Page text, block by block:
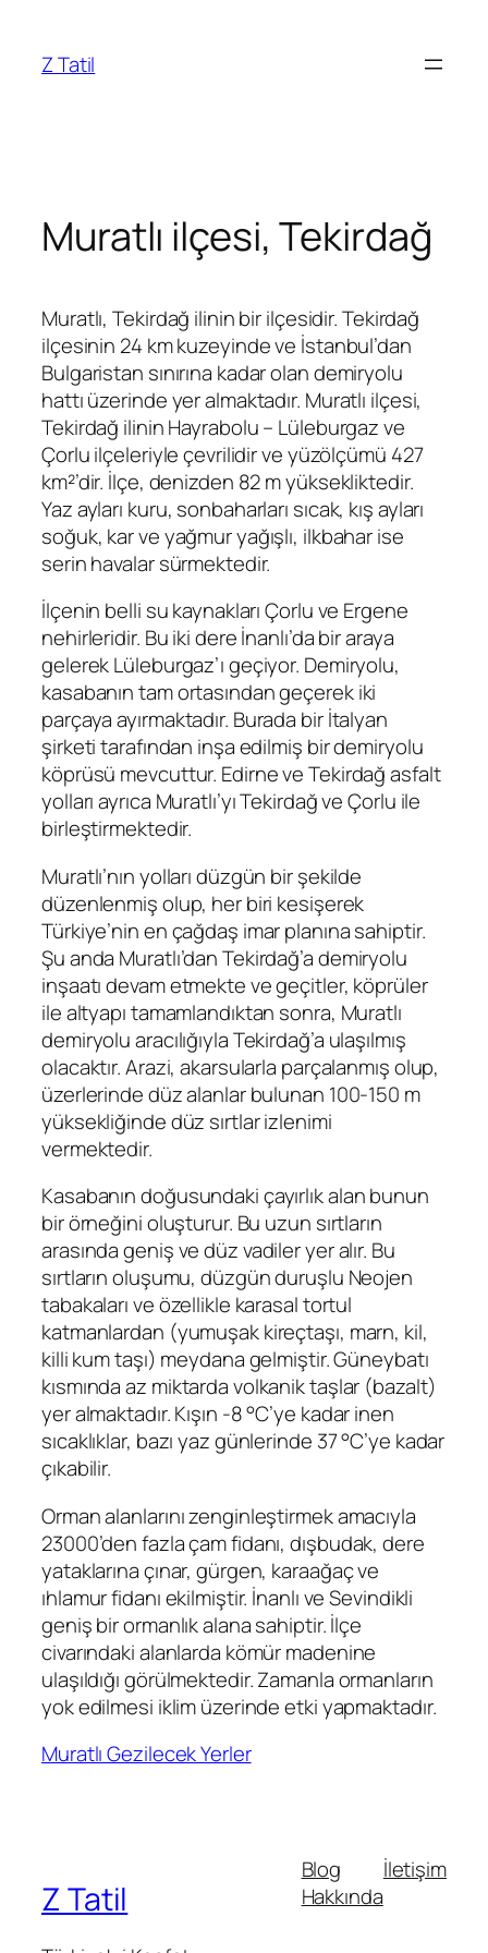
Z Tatil
Muratlı ilçesi, Tekirdağ
Muratlı, Tekirdağ ilinin bir ilçesidir. Tekirdağ
ilçesinin 24 km kuzeyinde ve İstanbul’dan
Bulgaristan sınırına kadar olan demiryolu
hattı üzerinde yer almaktadır. Muratlı ilçesi,
Tekirdağ ilinin Hayrabolu – Lüleburgaz ve
Çorlu ilçeleriyle çevrilidir ve yüzölçümü 427
km²’dir. İlçe, denizden 82 m yüksekliktedir.
Yaz ayları kuru, sonbaharları sıcak, kış ayları
soğuk, kar ve yağmur yağışlı, ilkbahar ise
serin havalar sürmektedir.
İlçenin belli su kaynakları Çorlu ve Ergene
nehirleridir. Bu iki dere İnanlı’da bir araya
gelerek Lüleburgaz’ı geçiyor. Demiryolu,
kasabanın tam ortasından geçerek iki
parçaya ayırmaktadır. Burada bir İtalyan
şirketi tarafından inşa edilmiş bir demiryolu
köprüsü mevcuttur. Edirne ve Tekirdağ asfalt
yolları ayrıca Muratlı’yı Tekirdağ ve Çorlu ile
birleştirmektedir.
Muratlı’nın yolları düzgün bir şekilde
düzenlenmiş olup, her biri kesişerek
Türkiye’nin en çağdaş imar planına sahiptir.
Şu anda Muratlı’dan Tekirdağ’a demiryolu
inşaatı devam etmekte ve geçitler, köprüler
ile altyapı tamamlandıktan sonra, Muratlı
demiryolu aracılığıyla Tekirdağ’a ulaşılmış
olacaktır. Arazi, akarsularla parçalanmış olup,
üzerlerinde düz alanlar bulunan 100-150 m
yüksekliğinde düz sırtlar izlenimi
vermektedir.
Kasabanın doğusundaki çayırlık alan bunun
bir örneğini oluşturur. Bu uzun sırtların
arasında geniş ve düz vadiler yer alır. Bu
sırtların oluşumu, düzgün duruşlu Neojen
tabakaları ve özellikle karasal tortul
katmanlardan (yumuşak kireçtaşı, marn, kil,
killi kum taşı) meydana gelmiştir. Güneybatı
kısmında az miktarda volkanik taşlar (bazalt)
yer almaktadır. Kışın -8 °C’ye kadar inen
sıcaklıklar, bazı yaz günlerinde 37 °C’ye kadar
çıkabilir.
Orman alanlarını zenginleştirmek amacıyla
23000’den fazla çam fidanı, dışbudak, dere
yataklarına çınar, gürgen, karaağaç ve
ıhlamur fidanı ekilmiştir. İnanlı ve Sevindikli
geniş bir ormanlık alana sahiptir. İlçe
civarındaki alanlarda kömür madenine
ulaşıldığı görülmektedir. Zamanla ormanların
yok edilmesi iklim üzerinde etki yapmaktadır.
Muratlı Gezilecek Yerler
Z Tatil
Blog
Hakkında
İletişim